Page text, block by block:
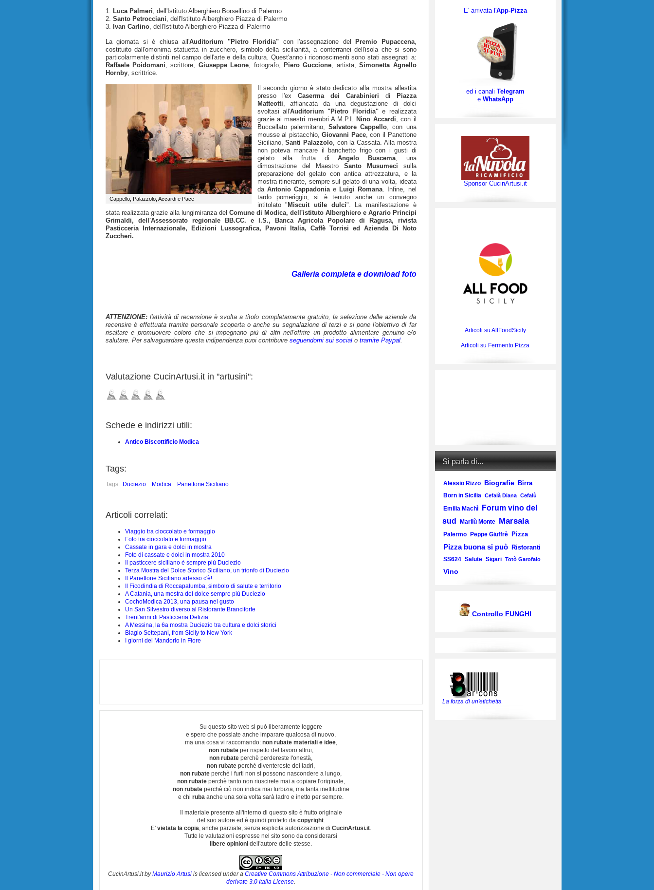
1. Luca Palmeri, dell'Istituto Alberghiero Borsellino di Palermo
2. Santo Petrocciani, dell'Istituto AlberghieroPiazza di Palermo
3. Ivan Carlino, dell'Istituto AlberghieroPiazza di Palermo
La giornata si è chiusa all'Auditorium "Pietro Floridia" con l'assegnazione del Premio Pupaccena,
costituito dall'omonima statuetta in zucchero, simbolo della sicilianità, a conterranei dell'isola che si sono
particolarmente distinti nel campo dell'arte e della cultura. Quest'anno i riconoscimenti sono stati assegnati a:
Raffaele Poidomani, scrittore, Giuseppe Leone, fotografo, Piero Guccione, artista,Simonetta Agnello
Hornby, scrittrice.
Cappello, Palazzolo, Accardi e Pace
Il secondo giorno è stato dedicato alla mostra allestita
presso l'exCaserma dei Carabinieri di
Piazza
Matteotti, affiancata da una degustazione di dolci
svoltasi all'Auditorium"Pietro Floridia"e realizzata
grazie ai maestri membri A.M.P.I. Nino Accardi, con il
Buccellato palermitano, Salvatore Cappello, con una
mousse al pistacchio,Giovanni Pace, con il Panettone
Siciliano,Santi Palazzolo, con la Cassata. Alla mostra
non poteva mancare il banchetto frigo con i gusti di
gelato alla frutta diAngelo Buscema, una
dimostrazione del Maestro Santo Musumeci sulla
preparazione del gelato con antica attrezzatura, e la
mostra itinerante, sempre sul gelato di una volta, ideata
da Antonio Cappadoniae Luigi Romana. Infine, nel
tardo pomeriggio, si è tenuto anche un convegno
intitolato " Miscuit utile dulci". La manifestazione è
stata realizzata grazie alla lungimiranza del Comune di Modica, dell'istituto Alberghiero e Agrario Principi
Grimaldi, dell'Assessorato regionale BB.CC. e I.S., Banca Agricola Popolare di Ragusa, rivista
Pasticceria Internazionale, Edizioni Lussografica, Pavoni Italia, Caffè Torrisi ed Azienda Di Noto
Zuccheri.
Galleria completa e download foto
ATTENZIONE:l'attività di recensione è svolta a titolo completamente gratuito, la selezione delle aziende da
recensire è effettuata tramite personale scoperta o anche su segnalazione di terzi e si pone l'obiettivo di far
risaltare e promuovere coloro che si impegnano più di altri nell'offrire un prodotto alimentare genuino e/o
salutare. Per salvaguardare questa indipendenza puoi contribuire seguendomi sui socialo tramite Paypal.
Valutazione CucinArtusi.it in "artusini":
Schede e indirizzi utili:
Antico Biscottificio Modica
Tags:
Tags: Duciezio Modica Panettone Siciliano
Articoli correlati:
Viaggio tra cioccolato e formaggio
Foto tra cioccolato e formaggio
Cassate in gara e dolci in mostra
Foto di cassate e dolci in mostra 2010
Il pasticcere siciliano è sempre più Duciezio
Terza Mostra del Dolce Storico Siciliano, un trionfo di Duciezio
Il Panettone Siciliano adesso c'è!
Il Ficodindia di Roccapalumba, simbolo di salute e territorio
A Catania, una mostra del dolce sempre più Duciezio
CochoModica 2013, una pausa nel gusto
Un San Silvestro diverso al Ristorante Branciforte
Trent'anni di Pasticceria Delizia
A Messina, la 6a mostra Duciezio tra cultura e dolci storici
Biagio Settepani, from Sicily to New York
I giorni del Mandorlo in Fiore
Su questo sito web si può liberamente leggere
e spero che possiate anche imparare qualcosa di nuovo,
ma una cosa vi raccomando: non rubate materiali e idee,
non rubateper rispetto del lavoro altrui,
non rubate perchè perdereste l'onestà,
non rubate perchè diventereste dei ladri,
non rubate perchè i furti non si possono nascondere a lungo,
non rubateperchè tanto non riuscirete mai a copiare l'originale,
non rubateperchè ciò non indica mai furbizia, ma tanta inettitudine
e chi ruba anche una sola volta sarà ladro e inetto per sempre.
-------
Il materiale presente all'interno di questo sito è frutto originale
del suo autore ed è quindi protetto da copyright.
E' vietata la copia, anche parziale, senza esplicita autorizzazione di CucinArtusi.it.
Tutte le valutazioni espresse nel sito sono da considerarsi
libere opinioni dell'autore delle stesse.
CucinArtusi.itbyMaurizio Artusi is licensed under a Creative Commons Attribuzione - Non commerciale - Non opere
derivate 3.0 Italia License.
E' arrivata l'App-Pizza
ed i canali Telegram
e WhatsApp
Sponsor CucinArtusi.it
Articoli su AllFoodSicily
Articoli su Fermento Pizza
Si parla di...
Alessio Rizzo Biografie Birra
Born in Sicilia Cefalà Diana Cefalù
Emilia Machì
Forum vino del
sud
Marilù Monte Marsala
Palermo Peppe Giuffrè Pizza
Pizza buona si può Ristoranti
SS624 Salute Sigari Totò Garofalo
Vino
Controllo FUNGHI
La forza di un'etichetta